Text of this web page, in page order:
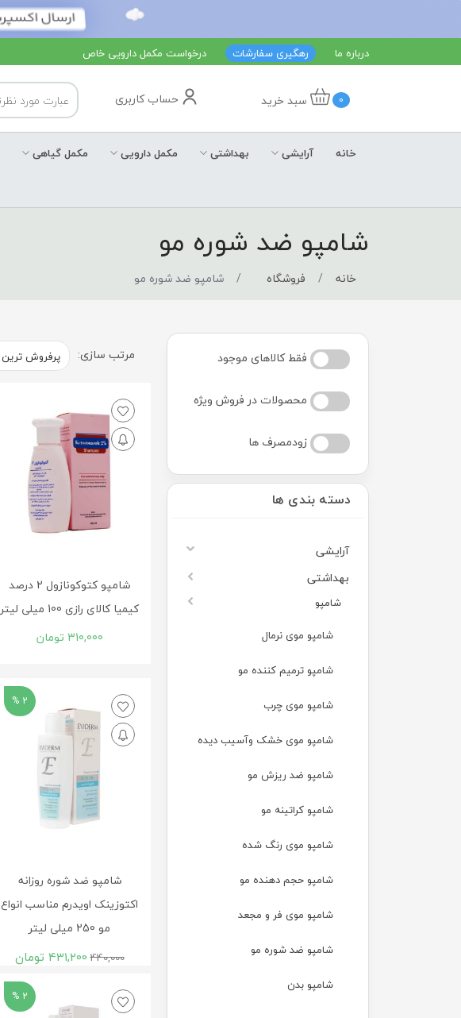
درباره ما رهگیری سفارشات درخواست مکمل دارویی خاص
0 سبد خرید حساب کاربری
خانه آرایشی بهداشتی مکمل دارویی مکمل گیاهی
شامپو ضد شوره مو
خانه فروشگاه شامپو ضد شوره مو
فقط کالاهای موجود
محصولات در فروش ویژه
زودمصرف ها
دسته بندی ها
آرایشی
بهداشتی
شامپو
شامپو موی نرمال
شامپو ترمیم کننده مو
شامپو موی چرب
شامپو موی خشک وآسیب دیده
شامپو ضد ریزش مو
شامپو کراتینه مو
شامپو موی رنگ شده
شامپو حجم دهنده مو
شامپو موی فر و مجعد
شامپو ضد شوره مو
شامپو بدن
مرتب سازی:
شامپو کتوکونازول 2 درصد
کیمیا کالای رازی 100 میلی لیتر
310,000 تومان
2 %
شامپو ضد شوره روزانه
اکتوزینک اویدرم مناسب انواع
مو 250 میلی لیتر
440,000
431,200 تومان
2 %